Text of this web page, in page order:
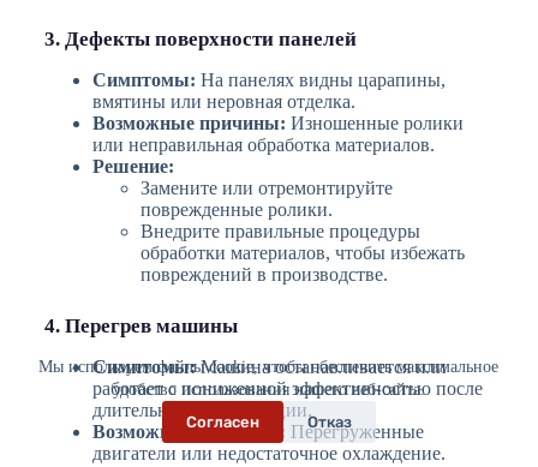
Мы используем файлы cookie, чтобы обеспечить максимальное
удобство использования нашего веб-сайта.
Согласен
Отказ
3. Дефекты поверхности панелей
Симптомы: На панелях видны царапины,
вмятины или неровная отделка.
Возможные причины: Изношенные ролики
или неправильная обработка материалов.
Решение:
Замените или отремонтируйте
поврежденные ролики.
Внедрите правильные процедуры
обработки материалов, чтобы избежать
повреждений в производстве.
4. Перегрев машины
Симптомы:Машина останавливается или
работает с пониженной эффективностью после
длительной эксплуатации.
Возможные причины: Перегруженные
двигатели или недостаточное охлаждение.